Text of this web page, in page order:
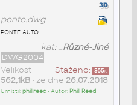
ponte.dwg
ponte auto
kat:_Různé-Jiné
DWG2004
Staženo: 365x
Velikost
562,1kB• ze dne 26.07.2018
Umístil:phillreed • Autor: Phill Reed